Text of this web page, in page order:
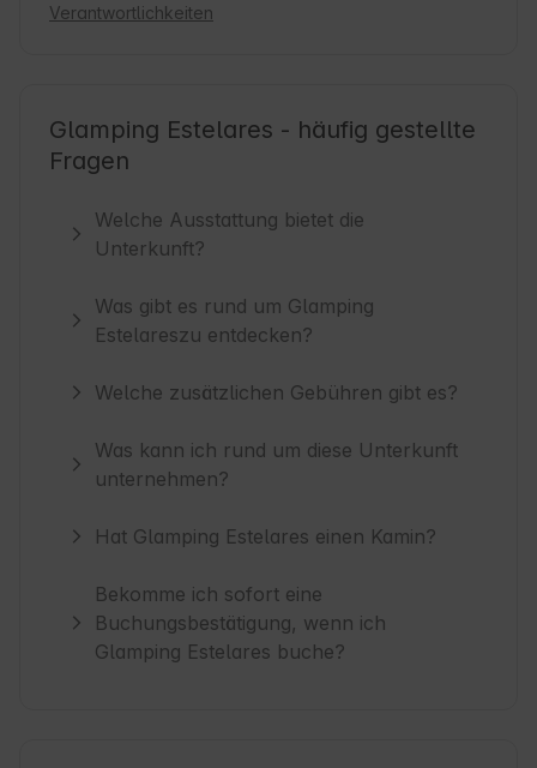
Verantwortlichkeiten
Glamping Estelares - häufig gestellte
Fragen
Welche Ausstattung bietet die
Unterkunft?
Was gibt es rund um Glamping
Estelareszu entdecken?
Welche zusätzlichen Gebühren gibt es?
Was kann ich rund um diese Unterkunft
unternehmen?
Hat Glamping Estelares einen Kamin?
Bekomme ich sofort eine
Buchungsbestätigung, wenn ich
Glamping Estelares buche?